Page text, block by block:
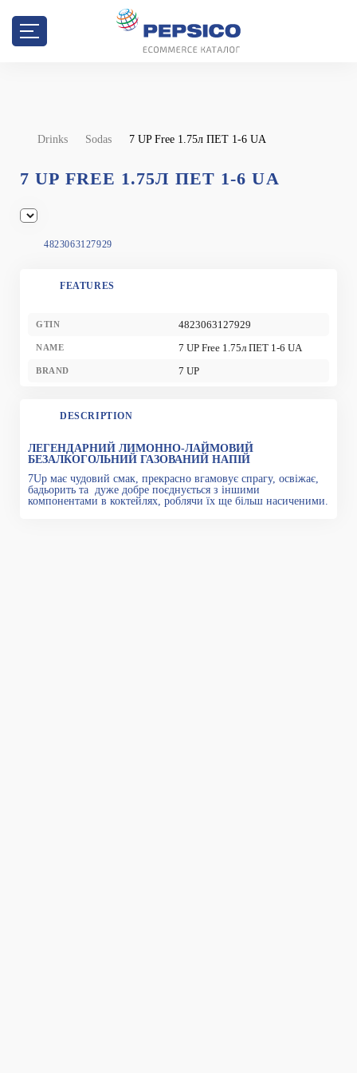
Drinks Sodas 7 UP Free 1.75л ПЕТ 1-6 UA
7 UP FREE 1.75Л ПЕТ 1-6 UA
4823063127929
FEATURES
GTIN 4823063127929
NAME 7 UP Free 1.75л ПЕТ 1-6 UA
BRAND 7 UP
DESCRIPTION
ЛЕГЕНДАРНИЙ ЛИМОННО-ЛАЙМОВИЙ
БЕЗАЛКОГОЛЬНИЙ ГАЗОВАНИЙ НАПІЙ
7Up має чудовий смак, прекрасно вгамовує спрагу, освіжає,
бадьорить та дуже добре поєднується з іншими
компонентами в коктейлях, роблячи їх ще більш насиченими.